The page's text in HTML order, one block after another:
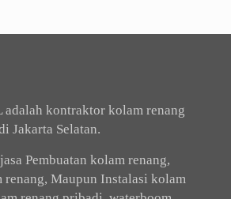
adalah kontraktor kolam renang
Jakarta Selatan.
Pembuatan kolam renang,
renang, Maupun Instalasi kolam